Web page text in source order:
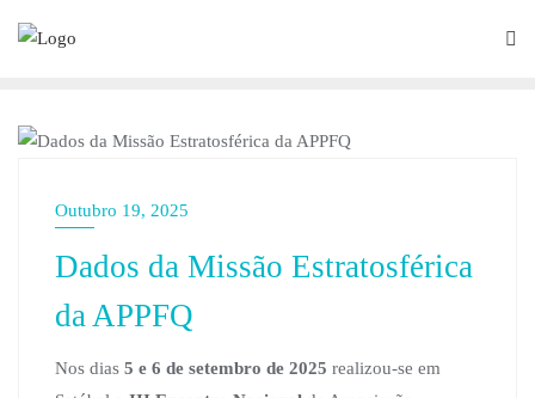
Outubro 19, 2025
Dados da Missão Estratosférica
da APPFQ
Nos dias 5 e 6 de setembro de 2025 realizou-se em